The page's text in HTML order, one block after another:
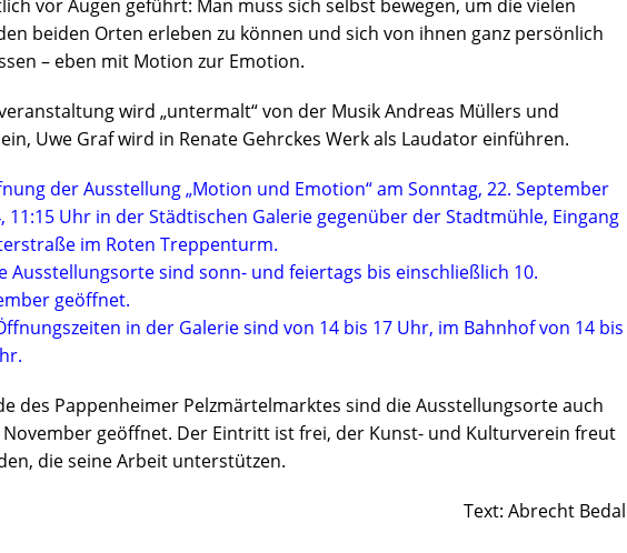
vor Augen geführt: Man muss sich selbst bewegen, um die vielen
beiden Orten erleben zu können und sich von ihnen ganz persönlich
– eben mit Motion zur Emotion.
wird „untermalt“ von der Musik Andreas Müllers und
Uwe Graf wird in Renate Gehrckes Werk als Laudator einführen.
der Ausstellung „Motion und Emotion“ am Sonntag, 22. September
11:15 Uhr in der Städtischen Galerie gegenüber der Stadtmühle, Eingang
im Roten Treppenturm.
Ausstellungsorte sind sonn- und feiertags bis einschließlich 10.
geöffnet.
in der Galerie sind von 14 bis 17 Uhr, im Bahnhof von 14 bis
des Pappenheimer Pelzmärtelmarktes sind die Ausstellungsorte auch
November geöffnet. Der Eintritt ist frei, der Kunst- und Kulturverein freut
die seine Arbeit unterstützen.
Text: Abrecht Bedal